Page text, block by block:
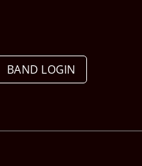
BAND LOGIN